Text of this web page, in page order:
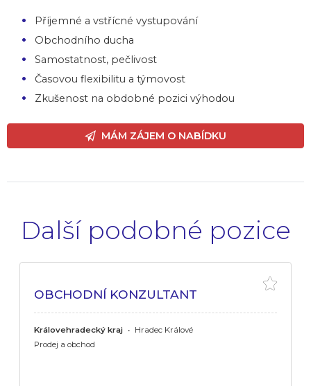
Příjemné a vstřícné vystupování
Obchodního ducha
Samostatnost, pečlivost
Časovou flexibilitu a týmovost
Zkušenost na obdobné pozici výhodou
MÁM ZÁJEM O NABÍDKU
Další podobné pozice
OBCHODNÍ KONZULTANT
Královehradecký kraj • Hradec Králové
Prodej a obchod